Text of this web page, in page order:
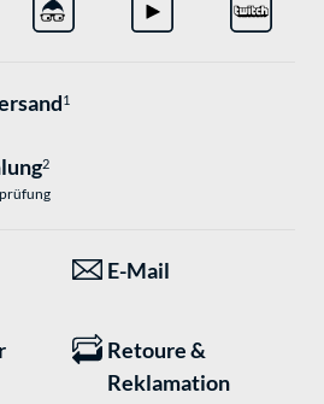
1
2
E-Mail
Retoure &
Reklamation